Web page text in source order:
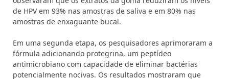
de HPV em 93% nas amostras de saliva e em 80% nas
amostras de enxaguante bucal.
Em uma segunda etapa, os pesquisadores aprimoraram a
fórmula adicionando protegrina, um peptídeo
antimicrobiano com capacidade de eliminar bactérias
potencialmente nocivas. Os resultados mostraram que